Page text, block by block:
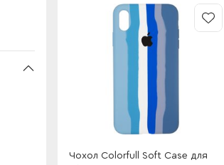
Чохол Colorfull Soft Case для